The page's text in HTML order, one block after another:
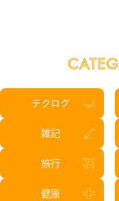
テクログ
雑記
旅行
健康